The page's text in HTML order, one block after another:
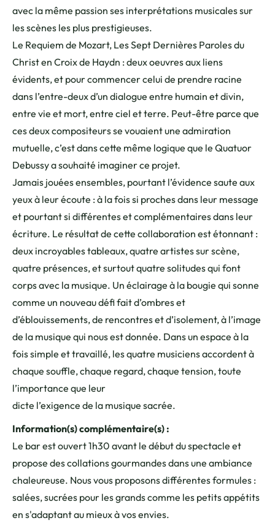
avec la même passion ses interprétations musicales sur
les scènes les plus prestigieuses.
Le Requiem de Mozart, Les Sept Dernières Paroles du
Christ en Croix de Haydn : deux oeuvres aux liens
évidents, et pour commencer celui de prendre racine
dans l’entre-deux d’un dialogue entre humain et divin,
entre vie et mort, entre ciel et terre. Peut-être parce que
ces deux compositeurs se vouaient une admiration
mutuelle, c’est dans cette même logique que le Quatuor
Debussy a souhaité imaginer ce projet.
Jamais jouées ensembles, pourtant l’évidence saute aux
yeux à leur écoute : à la fois si proches dans leur message
et pourtant si différentes et complémentaires dans leur
écriture. Le résultat de cette collaboration est étonnant :
deux incroyables tableaux, quatre artistes sur scène,
quatre présences, et surtout quatre solitudes qui font
corps avec la musique. Un éclairage à la bougie qui sonne
comme un nouveau défi fait d’ombres et
d’éblouissements, de rencontres et d’isolement, à l’image
de la musique qui nous est donnée. Dans un espace à la
fois simple et travaillé, les quatre musiciens accordent à
chaque souffle, chaque regard, chaque tension, toute
l’importance que leur
dicte l’exigence de la musique sacrée.
Information(s) complémentaire(s) :
Le bar est ouvert 1h30 avant le début du spectacle et
propose des collations gourmandes dans une ambiance
chaleureuse. Nous vous proposons différentes formules :
salées, sucrées pour les grands comme les petits appétits
en s'adaptant au mieux à vos envies.